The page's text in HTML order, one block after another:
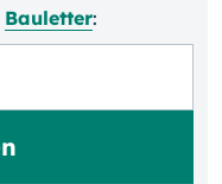
Bauletter: